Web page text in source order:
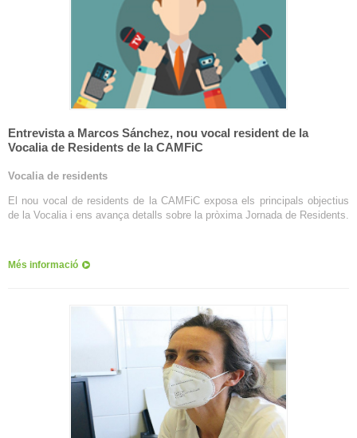
Entrevista a Marcos Sánchez, nou vocal resident de la
Vocalia de Residents de la CAMFiC
Vocalia de residents
El nou vocal de residents de la CAMFiC exposa els principals objectius
de la Vocalia i ens avança detalls sobre la pròxima Jornada de Residents.
Més informació